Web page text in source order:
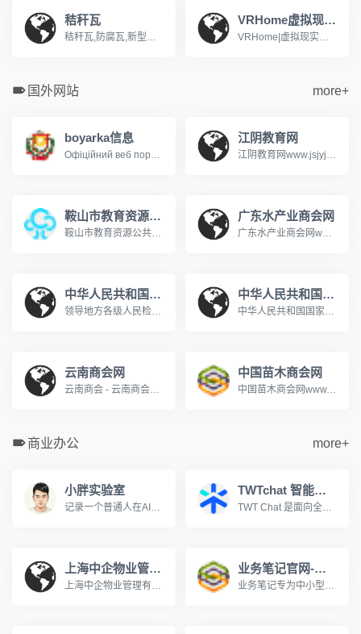
秸秆瓦
秸秆瓦,防腐瓦,新型屋面瓦生产厂家,电话:13965951661,传树建材,10年新型屋面瓦研发,生产经验,秸秆瓦,防腐瓦是传统屋面瓦升级换代的新型屋面瓦.公司热线：400-887-1528
VRHome虚拟现实家装网
VRHome|虚拟现实家装,是一款国内超真实的虚拟现实家装平台,为用户免费提供超真实360度沉浸式虚拟家装方案体验。vrjiazhuang.com
国外网站 more+
boyarka信息
Офіційний веб портал Боярської міської ради
江阴教育网
江阴教育网www.jsjyjy.net江阴市招生考试信息查询系统http://221.228.70.49:8050/user/index.jsp
鞍山市教育资源公共服务平台
鞍山市教育资源公共服务平台www.aseduzy.com鞍山市教育资源公共服务平台是专门服务于鞍山市教育资源公共服务平台教育信息化的网站,网站向教师、学生、家长提供个人空间服务。主要提供集体备课、评课议课,课题研究,在线训练、在线题库,在线作业等教研、教学应用,在教育信息化服务行业中处于领先地位。
广东水产业商会网
广东水产业商会网www.gdapbf.com
中华人民共和国最高人民检察院
领导地方各级人民检察院和专门人民检察院依法履行法律监督职能。
中华人民共和国国家人口和计划生育委员会
中华人民共和国国家人口和计划生育委员会是中华人民共和国国务院组成部门。2003年3月，经第十届全国人大第一次会议决定，在国务院行政管理体制和机构改革中，将原国家计划生育委员会更名为国家人口和计划生育委员会。国家人口计生委承担着执行国家的人口和计划生育政策。
云南商会网
云南商会 - 云南商会网 - 云南商会联盟 - 昆明商会 - 昆明商会网 ...设为主页丨加入收藏丨关于我们丨联系我们欢迎来到云南商会网! 指导单位: 支持单位: 云南省招商合作局云南政协报社昆明市工商业联合会(总商会) 云南省浙江商会...www.ynshw168.com
中国苗木商会网
中国苗木商会网www.sococ.com.cn
商业办公 more+
小胖实验室
记录一个普通人在AI时代的学习与成长，分享工具使用心得、方法探索与效率实验，在不断实践中寻找属于自己的生产力路径。
TWTchat 智能客服
TWT Chat 是面向全球化团队的全场景智能客服与协作平台，支持在线聊天、工单、远程协助、音视频通话与 AI 能力，打通客户服务与内部协作流程，提升团队沟通与服务效率，立即注册，免费体验！
上海中企物业管理有限公司
上海中企物业管理有限公司成立于1995年,是建设部评定的沪上首批一级资质物业管理企业。为您提供全方位物业服务:物业管理、租售代理、后勤服务外包、餐饮配套、职工...www.zqwy.com.cn
业务笔记官网-移动CRM销售管理领航者
业务笔记专为中小型团队量身打造移动CRM客户关系管理和销售管理软件,帮助企业高效管理外勤业务人员，真正实现移动办公。移动CRM互联时代的领航者!400-810-5567。www.hiyewu.com